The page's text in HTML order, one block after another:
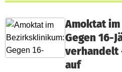
Amoktat
Gegen 16-
verhandelt
auf